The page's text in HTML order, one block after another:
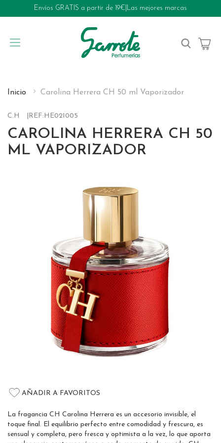
Envíos GRATIS a partir de 19€ Las mejores marcas
My Cart
Inicio Carolina Herrera CH 50 ml Vaporizador
C.H REF:HE021005
CAROLINA HERRERA CH 50
ML VAPORIZADOR
to
the
beginning
images
AÑADIR A FAVORITOS
La fragancia CH Carolina Herrera es un accesorio invisible, el
toque final. El equilibrio perfecto entre comodidad y frescura, es
sensual y completa, pero fresca y optimista a la vez, lo que aporta